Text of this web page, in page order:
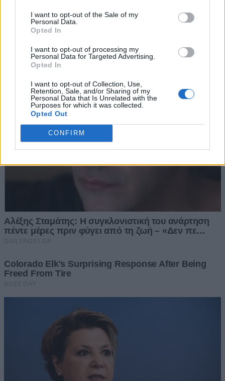
I want to opt-out of the Sale of my
Personal Data.
Opted In
I want to opt-out of processing my
Personal Data for Targeted Advertising.
Opted In
I want to opt-out of Collection, Use,
Retention, Sale, and/or Sharing of my
Personal Data that Is Unrelated with the
Purposes for which it was collected.
Opted Out
CONFIRM